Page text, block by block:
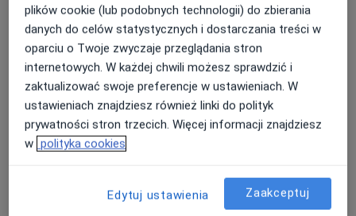
lepszego poznania siebie
Doświadczenie zawodowe zdobywałam m.in. w
Warsztacie Terapii Zajęciowej, gdzie prowadzę
poradnictwo psychologiczne oraz zajęcia grupowe dla
osób z różnymi stopniami niepełnosprawności.
Pracowałam również z dziećmi i młodzieżą w
środowisku wychowawczym, gdzie szczególnie ważne
było dla mnie budowanie relacji opartej na zaufaniu i
bezpieczeństwie. Ukończyłam jednolite studia
magisterskie z psychologii na Uniwersytecie SWPS.
Przyjmuje dzieci od 8 roku życia.
plików cookie (lub podobnych technologii) do zbierania
danych do celów statystycznych i dostarczania treści w
oparciu o Twoje zwyczaje przeglądania stron
internetowych. W każdej chwili możesz sprawdzić i
zaktualizować swoje preferencje w ustawieniach. W
ustawieniach znajdziesz również linki do polityk
prywatności stron trzecich. Więcej informacji znajdziesz
w polityka cookies
Edytuj ustawienia Zaakceptuj